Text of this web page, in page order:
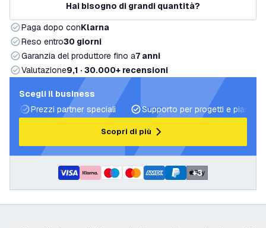
Hai bisogno di grandi quantità?
Paga dopo conKlarna
Reso entro30 giorni
Garanzia del produttore fino a7 anni
Valutazione9,1 · 30.000+ recensioni
Scegli il business
Prezzi partner speciali
Supporto per progetti e piani di
Scopri di più
+3